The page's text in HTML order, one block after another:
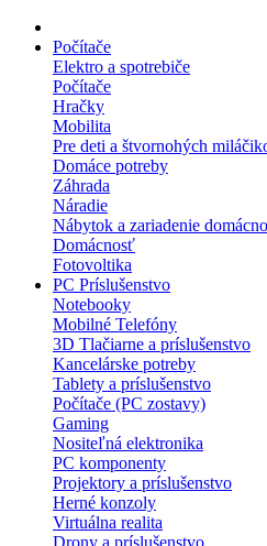
Počítače
Elektro a spotrebiče
Počítače
Hračky
Mobilita
Pre deti a štvornohých
Domáce potreby
Záhrada
Náradie
Nábytok a zariadenie
Domácnosť
Fotovoltika
PC Príslušenstvo
Notebooky
Mobilné Telefóny
3D Tlačiarne a príslušenstvo
Kancelárske potreby
Tablety a príslušenstvo
Počítače (PC zostavy)
Gaming
Nositeľná elektronika
PC komponenty
Projektory a príslušenstvo
Herné konzoly
Virtuálna realita
Drony a príslušenstvo